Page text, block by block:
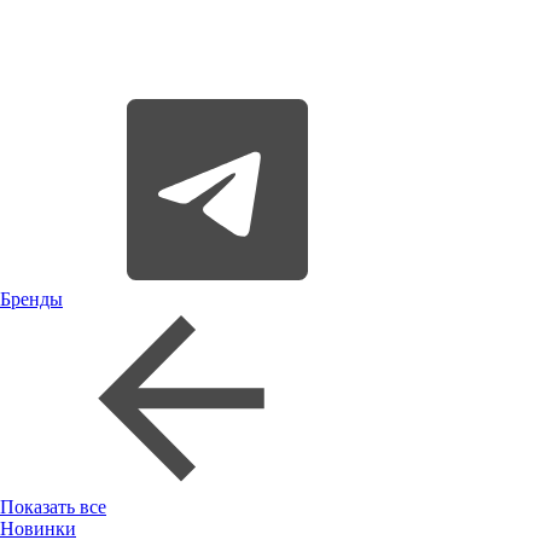
Бренды
Показать все
Новинки